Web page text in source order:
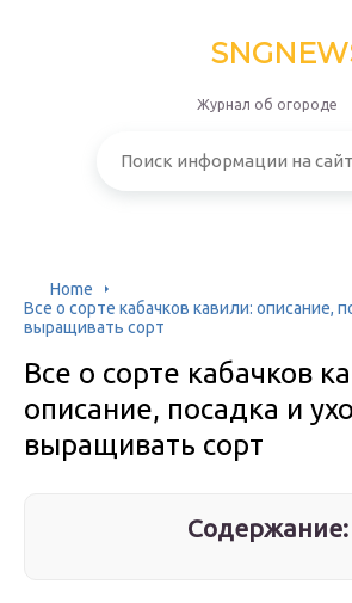
Журнал об огороде
Home
Все о сорте кабачков кавили: описание,
выращивать сорт
Все о сорте кабачков
описание, посадка и
выращивать сорт
Содержание: